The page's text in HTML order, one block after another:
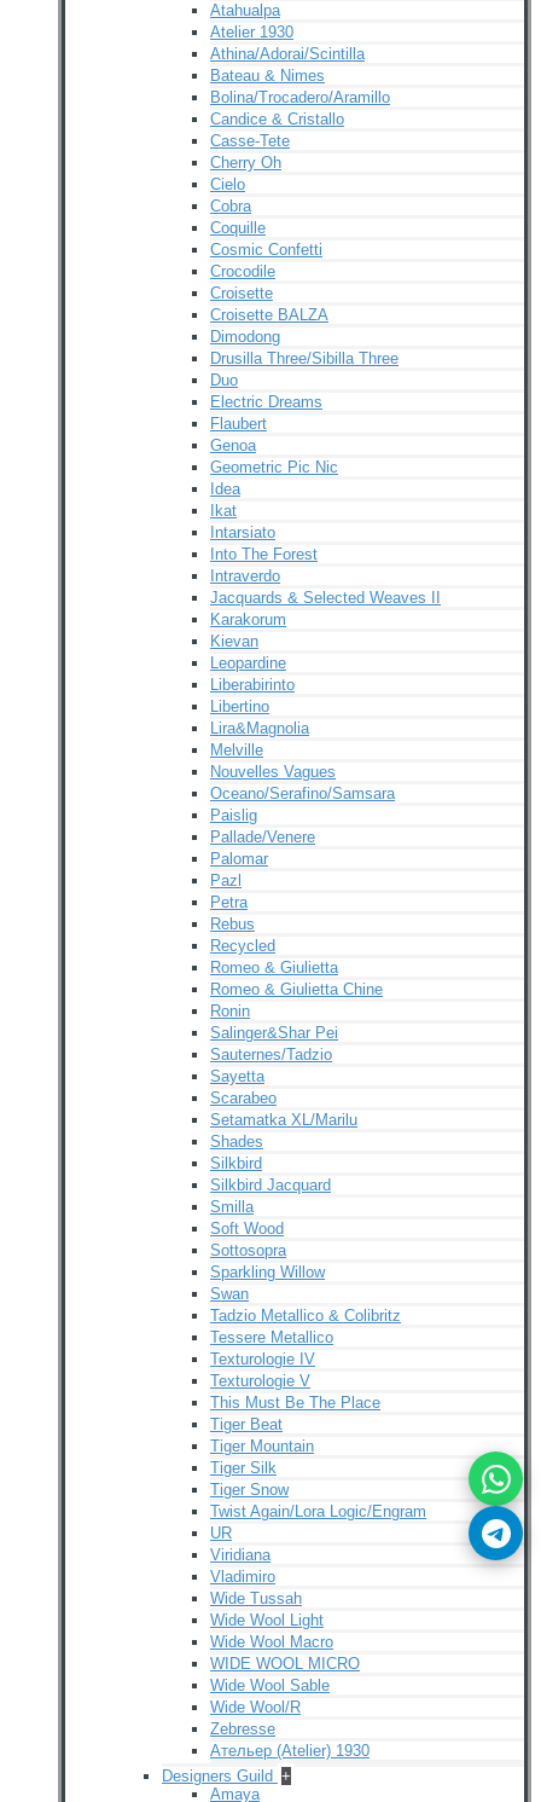
Atahualpa
Atelier 1930
Athina/Adorai/Scintilla
Bateau & Nimes
Bolina/Trocadero/Aramillo
Candice & Cristallo
Casse-Tete
Cherry Oh
Cielo
Cobra
Coquille
Cosmic Confetti
Crocodile
Croisette
Croisette BALZA
Dimodong
Drusilla Three/Sibilla Three
Duo
Electric Dreams
Flaubert
Genoa
Geometric Pic Nic
Idea
Ikat
Intarsiato
Into The Forest
Intraverdo
Jacquards & Selected Weaves II
Karakorum
Kievan
Leopardine
Liberabirinto
Libertino
Lira&Magnolia
Melville
Nouvelles Vagues
Oceano/Serafino/Samsara
Paislig
Pallade/Venere
Palomar
Pazl
Petra
Rebus
Recycled
Romeo & Giulietta
Romeo & Giulietta Chine
Ronin
Salinger&Shar Pei
Sauternes/Tadzio
Sayetta
Scarabeo
Setamatka XL/Marilu
Shades
Silkbird
Silkbird Jacquard
Smilla
Soft Wood
Sottosopra
Sparkling Willow
Swan
Tadzio Metallico & Colibritz
Tessere Metallico
Texturologie IV
Texturologie V
This Must Be The Place
Tiger Beat
Tiger Mountain
Tiger Silk
Tiger Snow
Twist Again/Lora Logic/Engram
UR
Viridiana
Vladimiro
Wide Tussah
Wide Wool Light
Wide Wool Macro
WIDE WOOL MICRO
Wide Wool Sable
Wide Wool/R
Zebresse
Ательер (Atelier) 1930
Designers Guild +
Amaya